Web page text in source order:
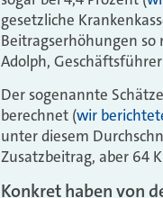
gesetzliche
Beitragserhöhungen so
Adolph,
Der sogenannte
berechnet (wir
unter diesem
Zusatzbeitrag, aber 64
Konkret haben von